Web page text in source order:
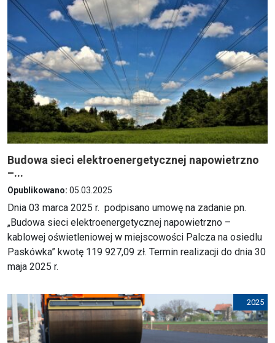
Budowa sieci elektroenergetycznej napowietrzno
–...
Opublikowano: 05.03.2025
Dnia 03 marca 2025 r. podpisano umowę na zadanie pn.
„Budowa sieci elektroenergetycznej napowietrzno –
kablowej oświetleniowej w miejscowości Palcza na osiedlu
Paskówka” kwotę 119 927,09 zł. Termin realizacji do dnia 30
maja 2025 r.
2025